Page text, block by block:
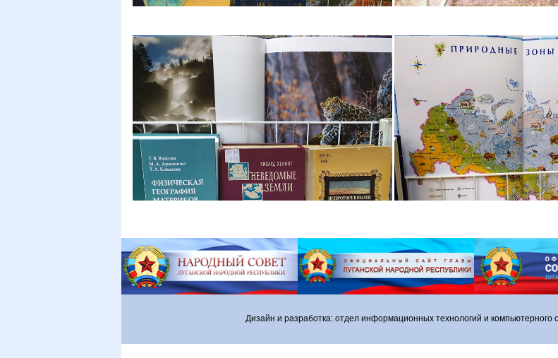
Дизайн и разработка: отдел информационных технологий и компьютерного